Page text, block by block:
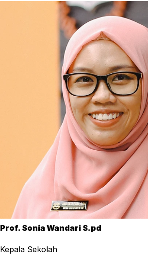
Prof. Sonia Wandari S.pd
Kepala Sekolah